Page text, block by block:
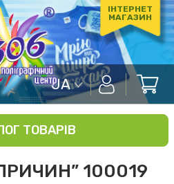
ІНТЕРНЕТ
МАГАЗИН
UA
ТОВАРІВ
100019